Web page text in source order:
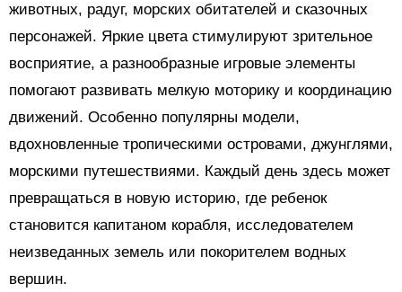
животных, радуг, морских обитателей и сказочных
персонажей. Яркие цвета стимулируют зрительное
восприятие, а разнообразные игровые элементы
помогают развивать мелкую моторику и координацию
движений. Особенно популярны модели,
вдохновленные тропическими островами, джунглями,
морскими путешествиями. Каждый день здесь может
превращаться в новую историю, где ребенок
становится капитаном корабля, исследователем
неизведанных земель или покорителем водных
вершин.